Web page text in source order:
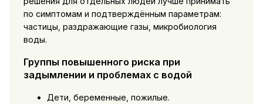
по симптомам и подтверждённым параметрам:
частицы, раздражающие газы, микробиология
воды.
Группы повышенного риска при
задымлении и проблемах с водой
Дети, беременные, пожилые.